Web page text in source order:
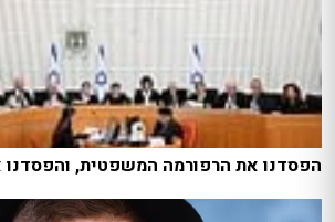
הפסדנו את הרפורמה המשפטית, והפסדנו